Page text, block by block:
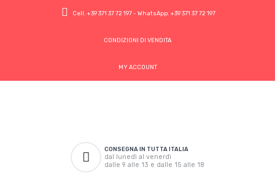
Cell. +39 371 37 72 197- WhatsApp. +39 371 37 72 197
CONDIZIONI DI VENDITA
MY ACCOUNT
CONSEGNA IN TUTTA ITALIA
dal lunedì al venerdì
dalle 9 alle 13 e dalle 15 alle 18